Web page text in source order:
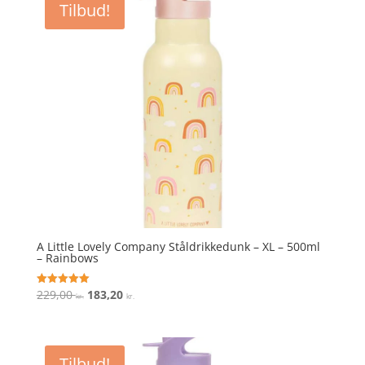
229,95 kr.. 183,96 kr..
Tilbud!
A Little Lovely Company Ståldrikkedunk – XL – 500ml
– Rainbows
Vurderet
5
229,00kr. Den
var:
183,20 kr.
er: